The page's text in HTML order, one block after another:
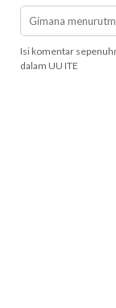
Isi komentar
dalam UU ITE